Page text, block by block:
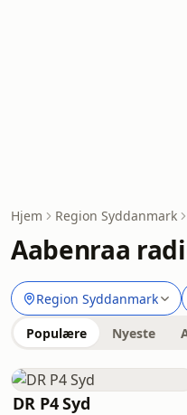
Hjem Region Syddanmark
Aabenraa
Region Syddanmark
Populære Nyeste
DR P4 Syd